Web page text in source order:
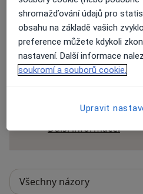
39 názorů
Specialisté nemají
odstranění nebo
Další informace.
shromažďování údajů pro
obsahu na základě vašich
preference můžete kdykoli
nastavení. Další informace
soukromí a souborů cookie.
Upravit